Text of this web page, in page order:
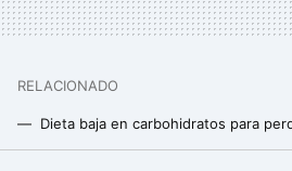
RELACIONADO